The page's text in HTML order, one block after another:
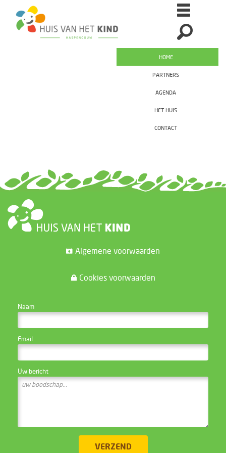
HOME
PARTNERS
AGENDA
HET HUIS
CONTACT
Algemene voorwaarden
Cookies voorwaarden
Naam
Email
Uw bericht
VERZEND